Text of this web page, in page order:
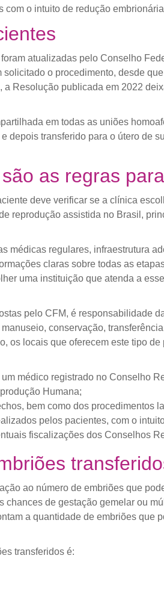
com o intuito de redução
atualizadas pelo Conselho
o procedimento, desde
Resolução publicada em 2022
em todas as uniões
depois transferido para o útero de
as regras
deve verificar se a clínica
reprodução assistida no Brasil,
médicas regulares, infraestrutura
claras sobre todas as
uma instituição que atenda a
pelo CFM, é responsabilidade
conservação,
os locais que oferecem este tipo
médico registrado no Conselho
Humana;
bem como dos procedimentos
pelos pacientes, com o
fiscalizações dos Conselhos
ao número de embriões que
de gestação gemelar ou
a quantidade de embriões que
transferidos é: